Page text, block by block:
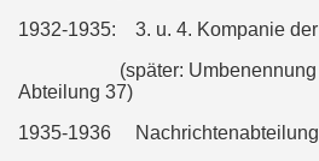
1932-1935: 3. u. 4. Kompanie
(später: Umbenennung in
Abteilung 37)
1935-1936